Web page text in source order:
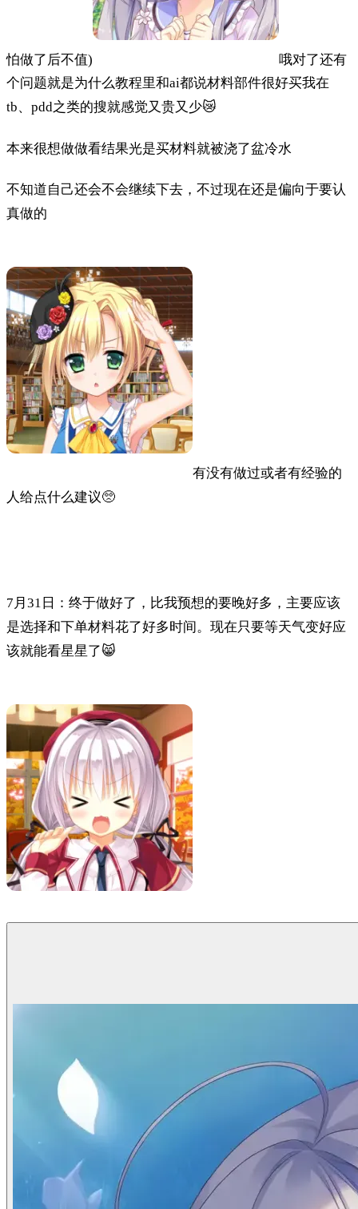
怕做了后不值)
哦对了还有
个问题就是为什么教程里和ai都说材料部件很好买我在
tb、pdd之类的搜就感觉又贵又少😿
本来很想做做看结果光是买材料就被浇了盆冷水
不知道自己还会不会继续下去，不过现在还是偏向于要认
真做的
有没有做过或者有经验的
人给点什么建议🥺
7月31日：终于做好了，比我预想的要晚好多，主要应该
是选择和下单材料花了好多时间。现在只要等天气变好应
该就能看星星了😸